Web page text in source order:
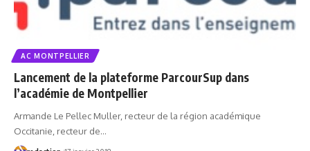
AC MONTPELLIER
Lancement de la plateforme ParcourSup dans
l’académie de Montpellier
Armande Le Pellec Muller, recteur de la région académique
Occitanie, recteur de…